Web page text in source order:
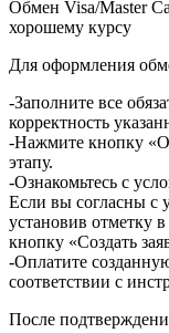
Обмен Visa/Master
хорошему курсу
Для оформления
-Заполните все
корректность
-Нажмите кнопку
этапу.
-Ознакомьтесь с
Если вы согласны с
установив отметку
кнопку «Создать
-Оплатите
соответствии с
После